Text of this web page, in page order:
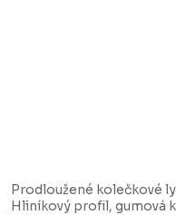
Prodloužené kolečkové
Hliníkový profil, gumová